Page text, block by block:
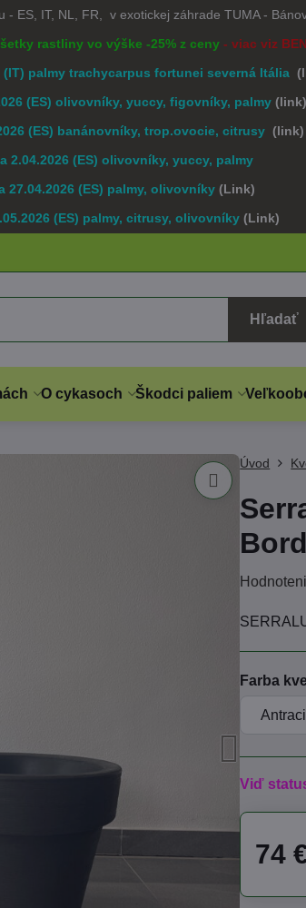
- ES, IT, NL, FR, v exotickej záhrade TUMA -
rastliny vo výške -25% z ceny- viac viz
(IT) palmy trachycarpus fortunei severná Itália
(ES) olivovníky, yuccy, figovníky, palmy (link)
(ES) banánovníky, trop.ovocie, citrusy(link)
2.04.2026 (ES) olivovníky, yuccy, palmy
27.04.2026 (ES) palmy, olivovníky (Link)
(ES) palmy, citrusy, olivovníky (Link)
Hľadať
O cykasoch Škodci paliem
Úvod
Farba
Viď
74